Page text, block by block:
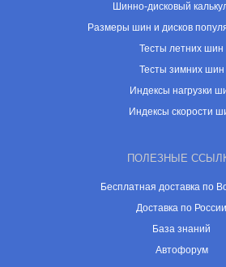
Шинно-дисковый
Размеры шин и дисков
Тесты летних шин
Тесты зимних шин
Индексы нагрузки
Индексы скорости
ПОЛЕЗНЫЕ
Бесплатная доставка по
Доставка по России
База знаний
Автофорум